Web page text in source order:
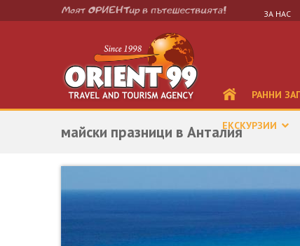
ЗА НАС
РАННИ
ЕКСКУРЗИИ
майски празници в Анталия